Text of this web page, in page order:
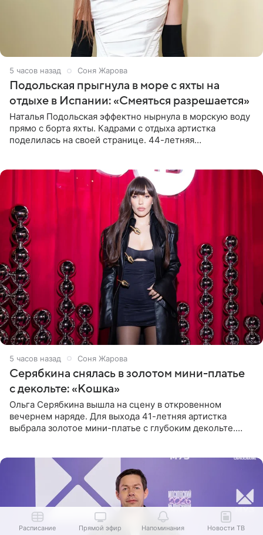
5 часов назад Соня Жарова
Подольская прыгнула в море с яхты на
отдыхе в Испании: «Смеяться разрешается»
Наталья Подольская эффектно нырнула в морскую воду
прямо с борта яхты. Кадрами с отдыха артистка
поделилась на своей странице. 44-летняя
5 часов назад Соня Жарова
Серябкина снялась в золотом мини-платье
с декольте: «Кошка»
Ольга Серябкина вышла на сцену в откровенном
вечернем наряде. Для выхода 41-летняя артистка
выбрала золотое мини-платье с глубоким декольте.
Расписание Прямой эфир Напоминания Новости ТВ